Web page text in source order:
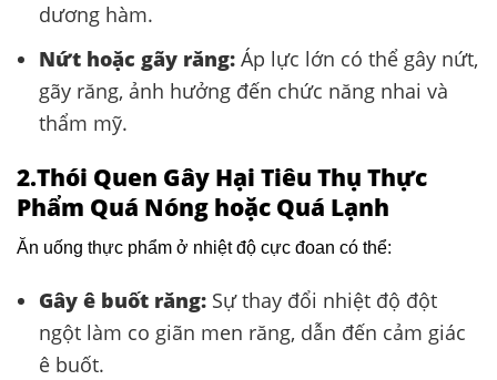
dương hàm.
Nứt hoặc gãy răng: Áp lực lớn có thể gây nứt,
gãy răng, ảnh hưởng đến chức năng nhai và
thẩm mỹ.
2.Thói Quen Gây Hại Tiêu Thụ Thực
Phẩm Quá Nóng hoặc Quá Lạnh
Ăn uống thực phẩm ở nhiệt độ cực đoan có thể:​
Gây ê buốt răng: Sự thay đổi nhiệt độ đột
ngột làm co giãn men răng, dẫn đến cảm giác
ê buốt. ​